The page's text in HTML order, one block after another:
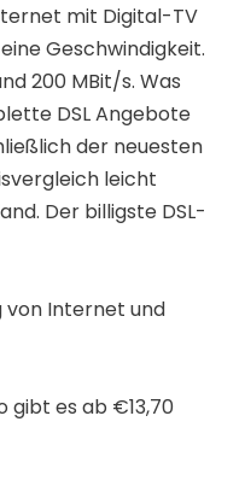
mit Digital-TV
Geschwindigkeit.
200 MBit/s. Was
DSL Angebote
der neuesten
leicht
Der billigste DSL-
von Internet und
gibt es ab €13,70